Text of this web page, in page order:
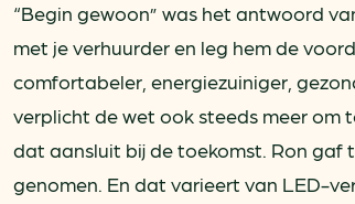
“Begin gewoon” was het antwoord
met je verhuurder en leg hem de
comfortabeler, energiezuiniger,
verplicht de wet ook steeds meer om
dat aansluit bij de toekomst. Ron gaf
genomen. En dat varieert van LED-